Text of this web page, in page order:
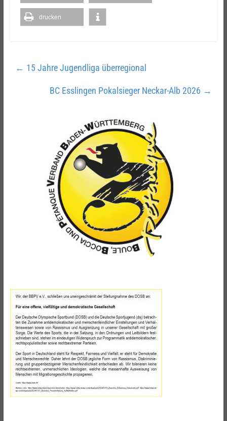
drucken
← 15 Jahre Jugendliga überregional
BC Esslingen Pokalsieger Neckar-Alb 2026 →